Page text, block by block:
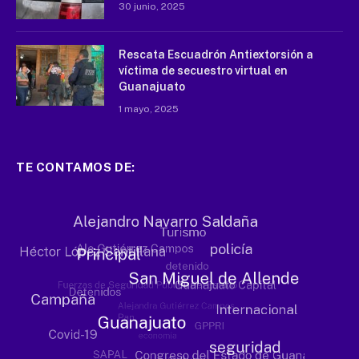
30 junio, 2025
Rescata Escuadrón Antiextorsión a
víctima de secuestro virtual en
Guanajuato
1 mayo, 2025
TE CONTAMOS DE: